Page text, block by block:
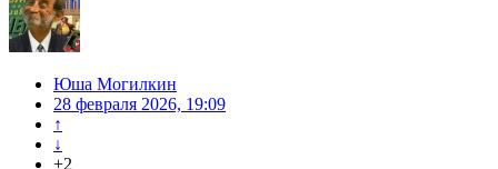
Юша Могилкин
28 февраля 2026, 19:09
↑
↓
+2